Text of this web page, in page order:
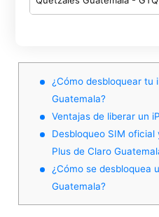
¿Cómo desbloquear tu
Guatemala?
Ventajas de liberar un
Desbloqueo SIM oficial
Plus de Claro
¿Cómo se desbloquea
Guatemala?